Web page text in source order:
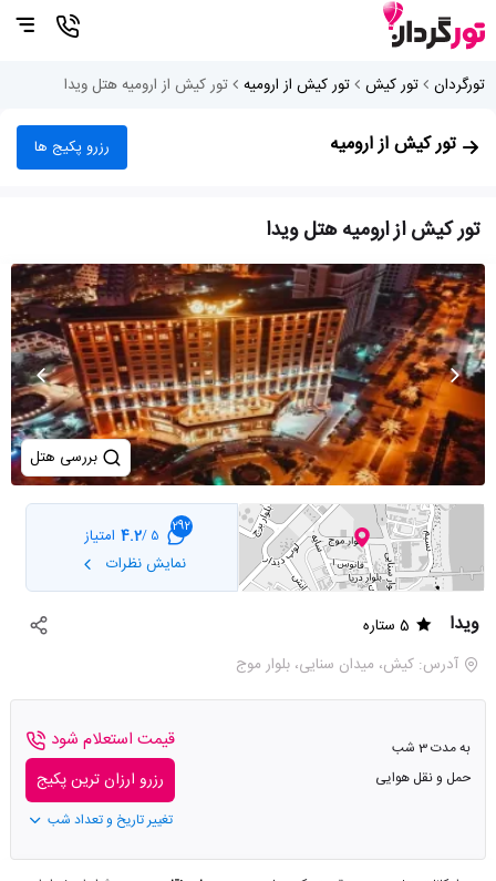
تورگردان تور کیش تور کیش از ارومیه تور کیش از ارومیه هتل ویدا
تور کیش از ارومیه رزرو پکیج ها
تور کیش از ارومیه هتل ویدا
بررسی هتل
292
5 /
4.2 امتیاز
نمایش نظرات
ویدا
5 ستاره
آدرس: کیش، میدان سنایی، بلوار موج
به مدت 3 شب
حمل و نقل هوایی
قیمت استعلام شود
رزرو ارزان ترین پکیج
تغییر تاریخ و تعداد شب